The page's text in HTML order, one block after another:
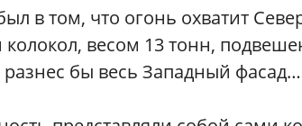
в том, что огонь охватит
колокол, весом 13 тонн,
бы весь Западный